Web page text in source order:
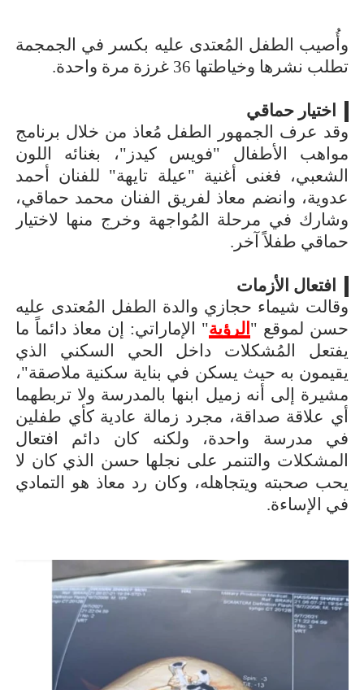
وأُصيب الطفل المُعتدى عليه بكسر في الجمجمة
تطلب نشرها وخياطتها 36 غرزة مرة واحدة.
اختيار حماقي
وقد عرف الجمهور الطفل مُعاذ من خلال برنامج
مواهب الأطفال "فويس كيدز"، بغنائه اللون
الشعبي، فغنى أغنية "عيلة تايهة" للفنان أحمد
عدوية، وانضم معاذ لفريق الفنان محمد حماقي،
وشارك في مرحلة المُواجهة وخرج منها لاختيار
حماقي طفلاً آخر.
افتعال الأزمات
وقالت شيماء حجازي والدة الطفل المُعتدى عليه
حسن لموقع " الرؤية" الإماراتي: إن معاذ دائماً ما
يفتعل المُشكلات داخل الحي السكني الذي
يقيمون به حيث يسكن في بناية سكنية ملاصقة"،
مشيرة إلى أنه زميل ابنها بالمدرسة ولا تربطهما
أي علاقة صداقة، مجرد زمالة عادية كأي طفلين
في مدرسة واحدة، ولكنه كان دائم افتعال
المشكلات والتنمر على نجلها حسن الذي كان لا
يحب صحبته ويتجاهله، وكان رد معاذ هو التمادي
في الإساءة.